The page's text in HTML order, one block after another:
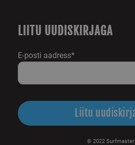
LIITU UUDISKIRJAGA
E-posti aadress*
© 2022 Surfmaster